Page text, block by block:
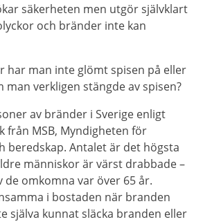
säkerheten men utgör självklart
och bränder inte kan
har man inte glömt spisen på eller
man verkligen stängde av spisen?
av bränder i Sverige enligt
från MSB, Myndigheten för
beredskap. Antalet är det högsta
människor är värst drabbade –
de omkomna var över 65 år.
i bostaden när branden
själva kunnat släcka branden eller